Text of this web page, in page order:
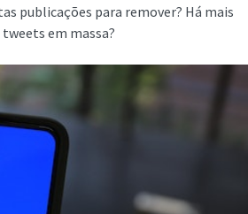
publicações para remover? Há mais
em massa?